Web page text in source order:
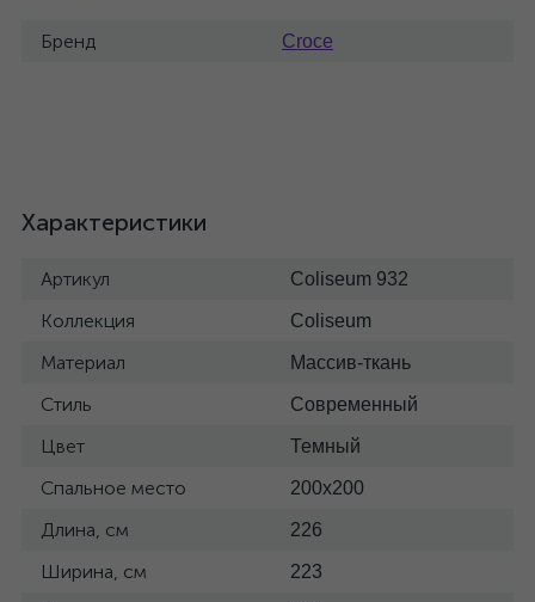
Бренд Croce
Характеристики
Артикул Coliseum 932
Коллекция Coliseum
Материал Массив-ткань
Стиль Современный
Цвет Темный
Спальное место 200x200
Длина, см 226
Ширина, см 223